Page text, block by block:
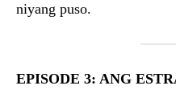
niyang puso.
EPISODE 3: ANG